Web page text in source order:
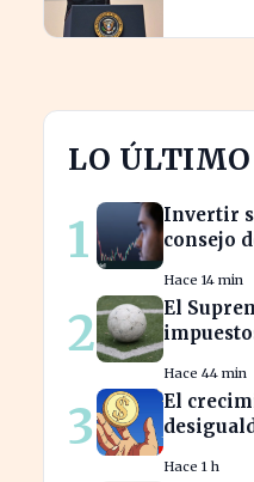
LO ÚLTIMO
1
Invertir
consejo
Hace 14 min
2
El
Hace 44 min
3
El
Hace 1 h